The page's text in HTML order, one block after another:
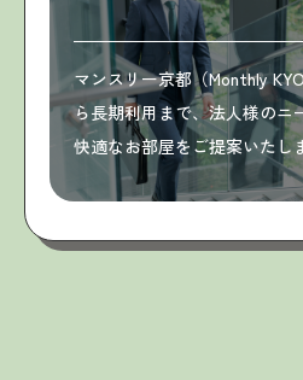
マンスリー京都（Monthly
ら長期利用まで、法人様のニ
快適なお部屋をご提案いたし